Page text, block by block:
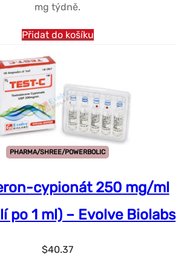
mg týdně.
Přidat do košíku
PHARMA/SHREE/POWERBOLIC
cypionát 250 mg/ml
po 1 ml) – Evolve Biolabs
$40.37